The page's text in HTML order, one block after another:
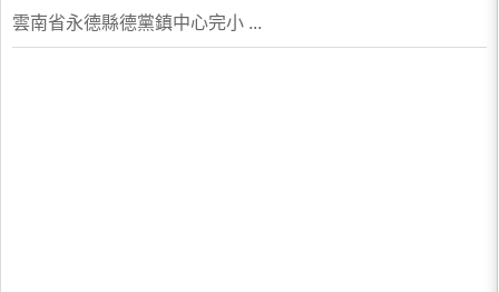
雲南省永德縣德黨鎮中心完小 ...